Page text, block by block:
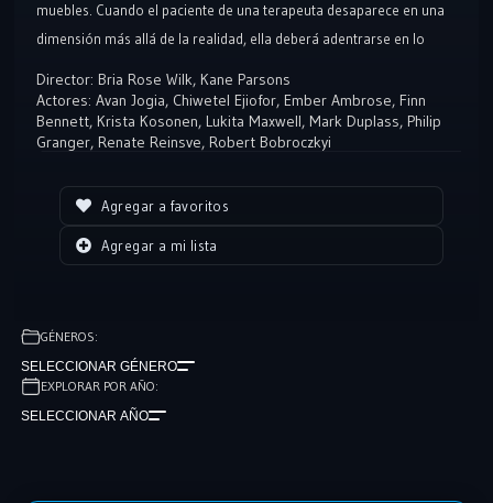
muebles. Cuando el paciente de una terapeuta desaparece en una
dimensión más allá de la realidad, ella deberá adentrarse en lo
Director: Bria Rose Wilk, Kane Parsons
Actores: Avan Jogia, Chiwetel Ejiofor, Ember Ambrose, Finn
Bennett, Krista Kosonen, Lukita Maxwell, Mark Duplass, Philip
Granger, Renate Reinsve, Robert Bobroczkyi
Agregar a favoritos
Agregar a mi lista
GÉNEROS:
SELECCIONAR GÉNERO
EXPLORAR POR AÑO:
SELECCIONAR AÑO